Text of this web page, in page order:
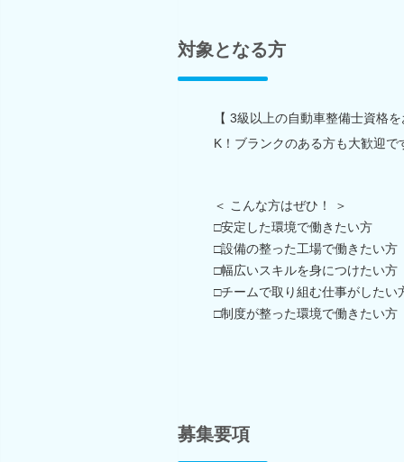
対象となる方
【 3級以上の自動車整備士資格
K！ブランクのある方も大歓迎
＜ こんな方はぜひ！ ＞
□安定した環境で働きたい方
□設備の整った工場で働きたい方
□幅広いスキルを身につけたい方
□チームで取り組む仕事がしたい
□制度が整った環境で働きたい
募集要項